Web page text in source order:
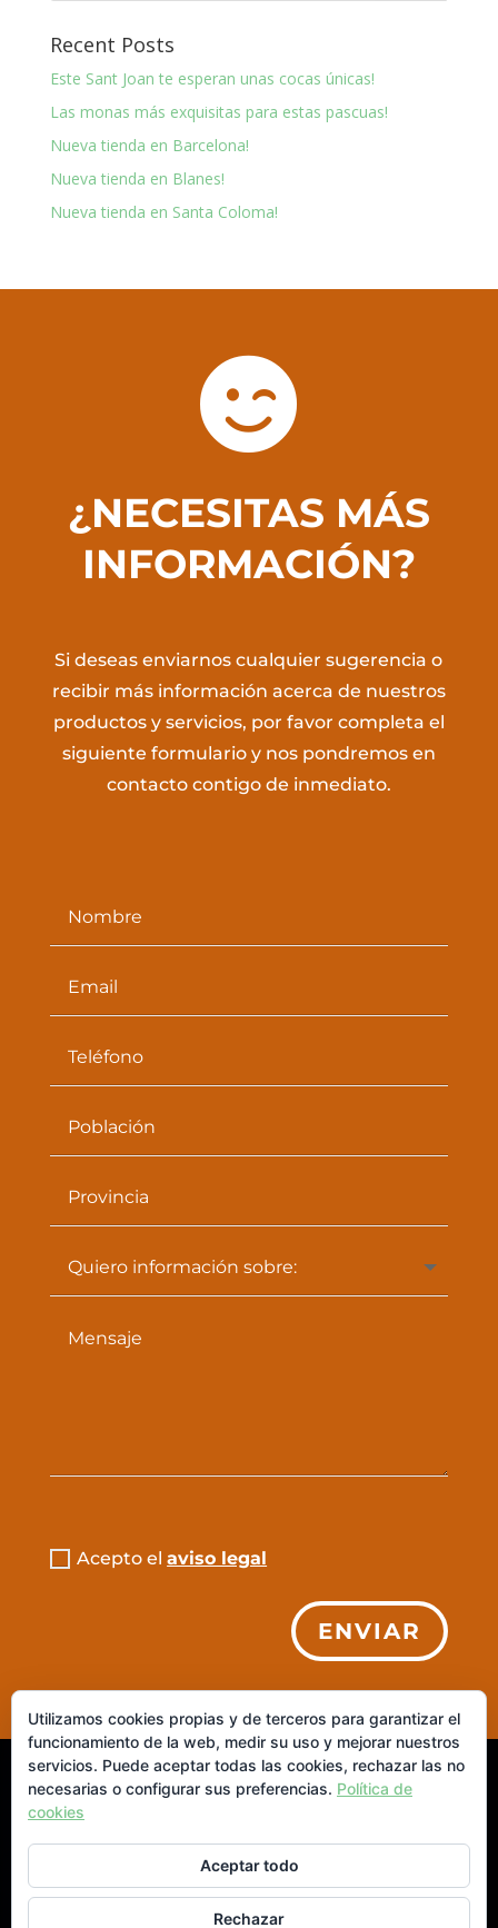
Recent Posts
Este Sant Joan te esperan unas cocas únicas!
Las monas más exquisitas para estas pascuas!
Nueva tienda en Barcelona!
Nueva tienda en Blanes!
Nueva tienda en Santa Coloma!

¿NECESITAS MÁS
INFORMACIÓN?
Si deseas enviarnos cualquier sugerencia o
recibir más información acerca de nuestros
productos y servicios, por favor completa el
siguiente formulario y nos pondremos en
contacto contigo de inmediato.
Acepto elaviso legal
ENVIAR
© 2026 IAIANITA. S.L. ·Aviso Legal|Política de
Utilizamos cookies propias y de terceros para garantizar el
funcionamiento de la web, medir su uso y mejorar nuestros
servicios. Puede aceptar todas las cookies, rechazar las no
necesarias o configurar sus preferencias. Política de
cookies
Aceptar todo
Rechazar